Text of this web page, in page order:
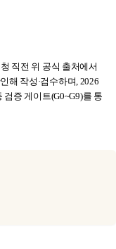
직전 위 공식 출처에서
해 작성·검수하며, 2026
증 게이트(G0~G9)를 통